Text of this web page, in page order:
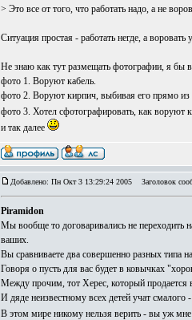
> Это все от того, что работать надо, а не
Ситуация простая - работать негде, а воровать
Не знаю как тут размещать фотографии, я
фото 1. Воруют кабель.
фото 2. Воруют кирпич, выбивая его прямо из
фото 3. Хотел сфотографировать, как воруют
и так далее
Добавлено: Пн Окт 3 13:29:24 2005 Заголовок
Piramidon
Мы вообще то договаривались не переходить
ваших.
Вы сравниваете два совершенно разных типа
Говоря о пусть для вас будет в ковычках
Между прочим, тот Херес, который продается
И дяде неизвестному всех детей учат смалого
В этом мире никому нельзя верить - вы уж